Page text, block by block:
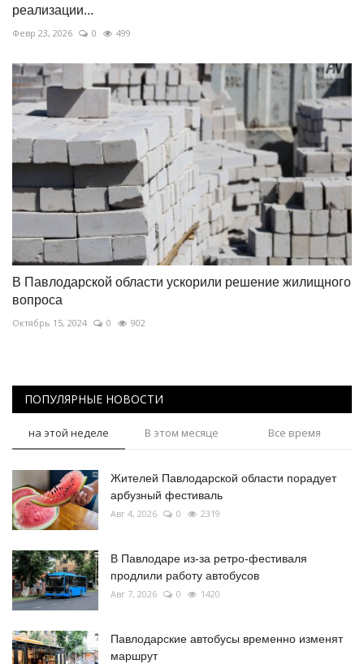
реализации...
Февр 23, 2026 0 499
В Павлодарской области ускорили решение жилищного
вопроса
Октябрь 15, 2024 0 902
ПОПУЛЯРНЫЕ НОВОСТИ
на этой неделе В этом месяце Все время
Жителей Павлодарской области порадует
арбузный фестиваль
Авг 4, 2026 0 2319
В Павлодаре из-за ретро-фестиваля
продлили работу автобусов
Авг 7, 2026 0 1420
Павлодарские автобусы временно изменят
маршрут